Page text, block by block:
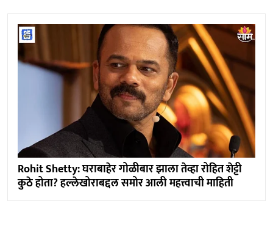
Rohit Shetty: घराबाहेर गोळीबार झाला तेव्हा रोहित शेट्टी
कुठे होता? हल्लेखोराबद्दल समोर आली महत्त्वाची माहिती